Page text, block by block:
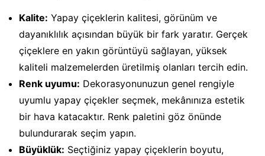
Kalite: Yapay çiçeklerin kalitesi, görünüm ve
dayanıklılık açısından büyük bir fark yaratır. Gerçek
çiçeklere en yakın görüntüyü sağlayan, yüksek
kaliteli malzemelerden üretilmiş olanları tercih edin.
Renk uyumu: Dekorasyonunuzun genel rengiyle
uyumlu yapay çiçekler seçmek, mekânınıza estetik
bir hava katacaktır. Renk paletini göz önünde
bulundurarak seçim yapın.
Büyüklük: Seçtiğiniz yapay çiçeklerin boyutu,